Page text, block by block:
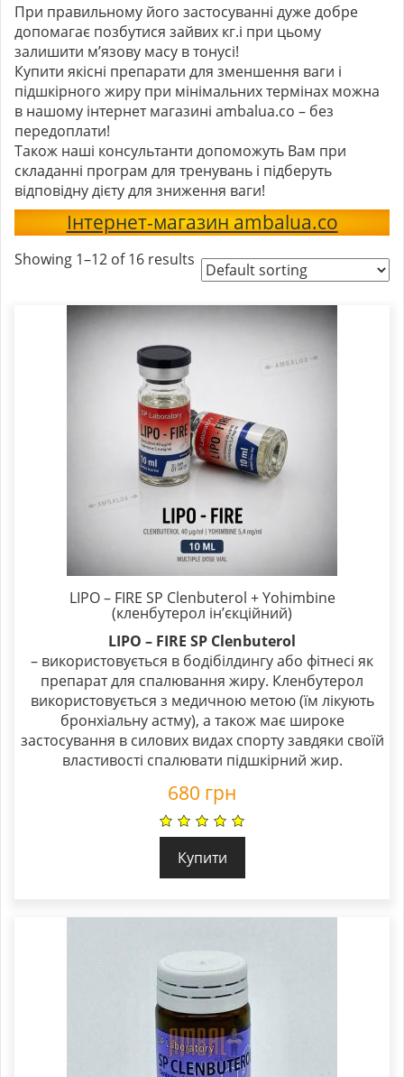
При правильному його застосуванні дуже добре
допомагає позбутися зайвих кг.і при цьому
залишити м’язову масу в тонусі!
Купити якісні препарати для зменшення ваги і
підшкірного жиру при мінімальних термінах можна
в нашому інтернет магазині ambalua.co – без
передоплати!
Також наші консультанти допоможуть Вам при
складанні програм для тренувань і підберуть
відповідну дієту для зниження ваги!
Інтернет-магазин ambalua.co
Showing 1–12 of 16 results
LIPO – FIRE SP Clenbuterol + Yohimbine
(кленбутерол ін’єкційний)
LIPO – FIRE SP Clenbuterol
– використовується в бодібілдингу або фітнесі як
препарат для спалювання жиру. Кленбутерол
використовується з медичною метою (їм лікують
бронхіальну астму), а також має широке
застосування в силових видах спорту завдяки своїй
властивості спалювати підшкірний жир.
680 грн
Купити